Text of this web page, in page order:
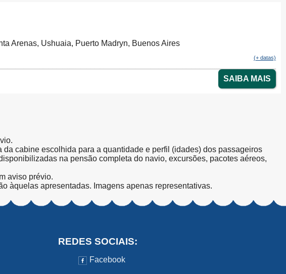
Arenas, Ushuaia, Puerto Madryn, Buenos Aires
(+ datas)
SAIBA MAIS
cabine escolhida para a quantidade e perfil (idades) dos passageiros
na pensão completa do navio, excursões, pacotes aéreos,
aviso prévio.
àquelas apresentadas. Imagens apenas representativas.
REDES SOCIAIS:
Facebook